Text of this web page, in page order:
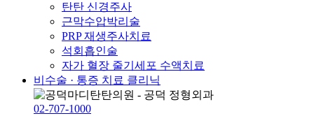
탄탄 신경주사
근막수압박리술
PRP 재생주사치료
석회흡인술
자가 혈장 줄기세포 수액치료
비수술 · 통증 치료 클리닉
02-707-1000